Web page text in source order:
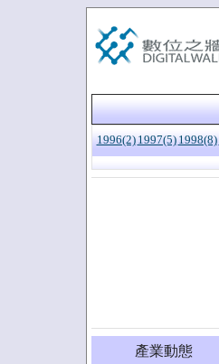
1996(2) 1997(5) 1998(8)
產業動態